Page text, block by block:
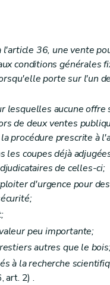
l'article 36, une vente
conditions générales
porte sur l'un
lesquelles aucune offre
de deux ventes
procédure prescrite à
les coupes déjà
de celles-ci;
d'urgence pour
peu importante;
autres que le
à la recherche
art. 2) .